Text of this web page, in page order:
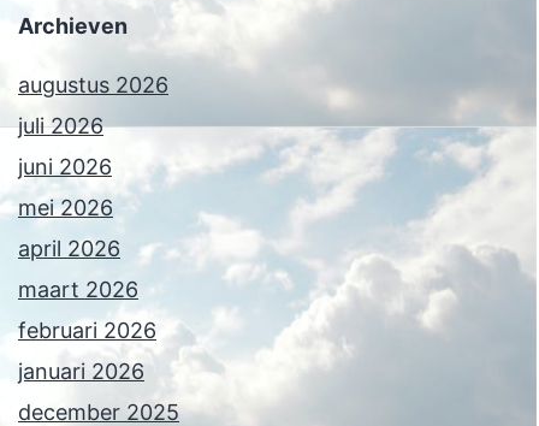
Archieven
augustus 2026
juli 2026
juni 2026
mei 2026
april 2026
maart 2026
februari 2026
januari 2026
december 2025